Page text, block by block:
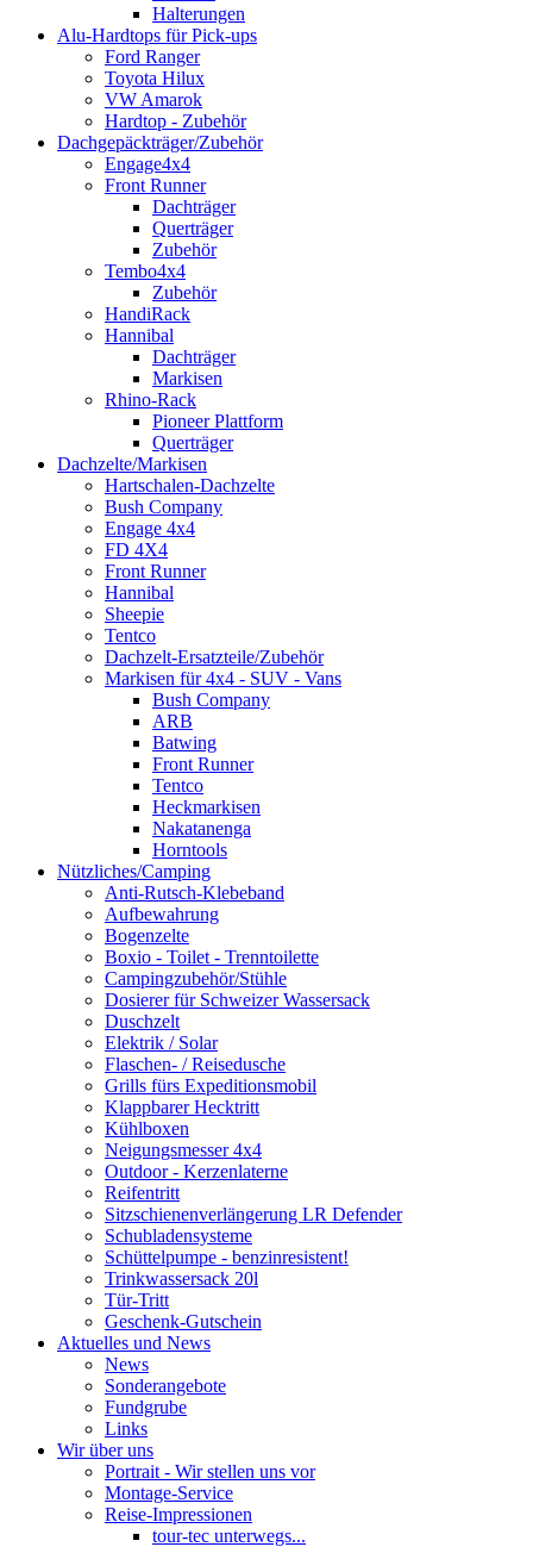
Halterungen
Alu-Hardtops für Pick-ups
Ford Ranger
Toyota Hilux
VW Amarok
Hardtop - Zubehör
Dachgepäckträger/Zubehör
Engage4x4
Front Runner
Dachträger
Querträger
Zubehör
Tembo4x4
Zubehör
HandiRack
Hannibal
Dachträger
Markisen
Rhino-Rack
Pioneer Plattform
Querträger
Dachzelte/Markisen
Hartschalen-Dachzelte
Bush Company
Engage 4x4
FD 4X4
Front Runner
Hannibal
Sheepie
Tentco
Dachzelt-Ersatzteile/Zubehör
Markisen für 4x4 - SUV - Vans
Bush Company
ARB
Batwing
Front Runner
Tentco
Heckmarkisen
Nakatanenga
Horntools
Nützliches/Camping
Anti-Rutsch-Klebeband
Aufbewahrung
Bogenzelte
Boxio - Toilet - Trenntoilette
Campingzubehör/Stühle
Dosierer für Schweizer Wassersack
Duschzelt
Elektrik / Solar
Flaschen- / Reisedusche
Grills fürs Expeditionsmobil
Klappbarer Hecktritt
Kühlboxen
Neigungsmesser 4x4
Outdoor - Kerzenlaterne
Reifentritt
Sitzschienenverlängerung LR Defender
Schubladensysteme
Schüttelpumpe - benzinresistent!
Trinkwassersack 20l
Tür-Tritt
Geschenk-Gutschein
Aktuelles und News
News
Sonderangebote
Fundgrube
Links
Wir über uns
Portrait - Wir stellen uns vor
Montage-Service
Reise-Impressionen
tour-tec unterwegs...